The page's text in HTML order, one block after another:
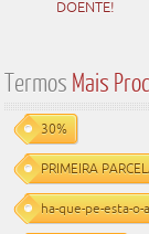
DOENTE!
Termos Mais
30%
PRIMEIRA
ha-que-pe-esta-